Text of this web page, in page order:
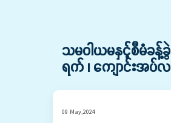
သမဝါယမနှင့်စီမံခန့်
ရက် ၊ ကျောင်းအပ်
09 May,2024